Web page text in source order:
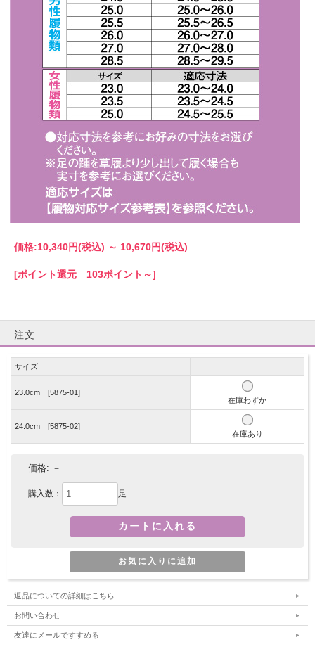
価格:10,340円(税込) ～ 10,670円(税込)
[ポイント還元 103ポイント～]
注文
サイズ
23.0cm [5875-01]
在庫わずか
24.0cm [5875-02]
在庫あり
価格: －
購入数： 足
返品についての詳細はこちら
お問い合わせ
友達にメールですすめる